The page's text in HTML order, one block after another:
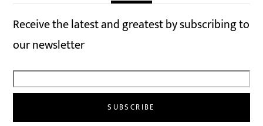
Receive the latest and greatest by subscribing to
our newsletter